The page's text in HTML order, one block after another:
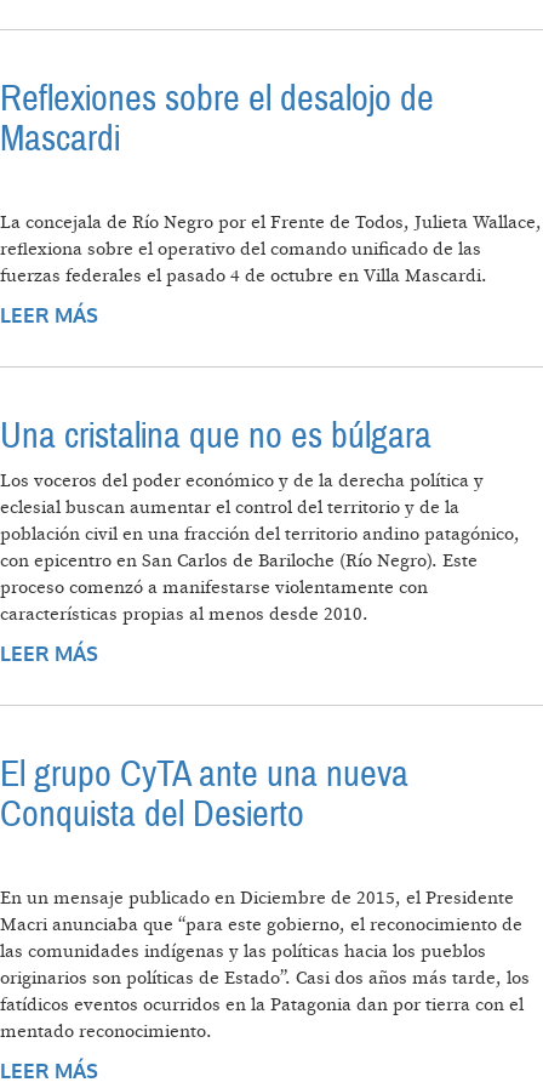
MAPUCHE"
Reflexiones sobre el desalojo de
Mascardi
La concejala de Río Negro por el Frente de Todos, Julieta Wallace,
reflexiona sobre el operativo del comando unificado de las
fuerzas federales el pasado 4 de octubre en Villa Mascardi.
LEER MÁS
Una cristalina que no es búlgara
Los voceros del poder económico y de la derecha política y
eclesial buscan aumentar el control del territorio y de la
población civil en una fracción del territorio andino patagónico,
con epicentro en San Carlos de Bariloche (Río Negro). Este
proceso comenzó a manifestarse violentamente con
características propias al menos desde 2010.
LEER MÁS
El grupo CyTA ante una nueva
Conquista del Desierto
En un mensaje publicado en Diciembre de 2015, el Presidente
Macri anunciaba que “para este gobierno, el reconocimiento de
las comunidades indígenas y las políticas hacia los pueblos
originarios son políticas de Estado”. Casi dos años más tarde, los
fatídicos eventos ocurridos en la Patagonia dan por tierra con el
mentado reconocimiento.
LEER MÁS